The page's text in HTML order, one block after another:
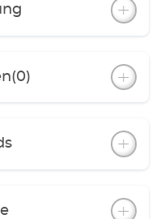
Ansaugrohr,
Modelle:
sicheren Halt
1 Filterschwamm,
Ablasshahn;
getrennt vom
und -
(0)